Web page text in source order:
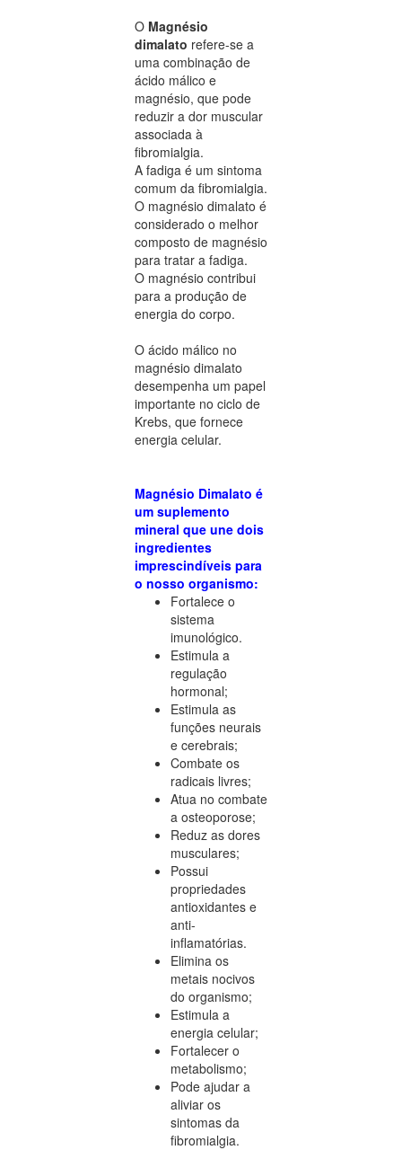
O Magnésio
dimalato refere-se a
uma combinação de
ácido málico e
magnésio, que pode
reduzir a dor muscular
associada à
fibromialgia.
A fadiga é um sintoma
comum da fibromialgia.
O magnésio dimalato é
considerado o melhor
composto de magnésio
para tratar a fadiga.
O magnésio contribui
para a produção de
energia do corpo.
O ácido málico no
magnésio dimalato
desempenha um papel
importante no ciclo de
Krebs, que fornece
energia celular.
Magnésio Dimalato é
um suplemento
mineral que une dois
ingredientes
imprescindíveis para
o nosso organismo:
Fortalece o
sistema
imunológico.
Estimula a
regulação
hormonal;
Estimula as
funções neurais
e cerebrais;
Combate os
radicais livres;
Atua no combate
a osteoporose;
Reduz as dores
musculares;
Possui
propriedades
antioxidantes e
anti-
inflamatórias.
Elimina os
metais nocivos
do organismo;
Estimula a
energia celular;
Fortalecer o
metabolismo;
Pode ajudar a
aliviar os
sintomas da
fibromialgia.